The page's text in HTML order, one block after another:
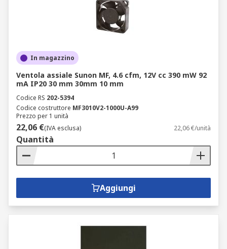
In magazzino
Ventola assiale Sunon MF, 4.6 cfm, 12V cc 390 mW 92
mA IP20 30 mm 30mm 10 mm
Codice RS 202-5394
Codice costruttore MF3010V2-1000U-A99
Prezzo per 1 unità
22,06 €(IVA esclusa) 22,06 €/unità
Quantità
Aggiungi